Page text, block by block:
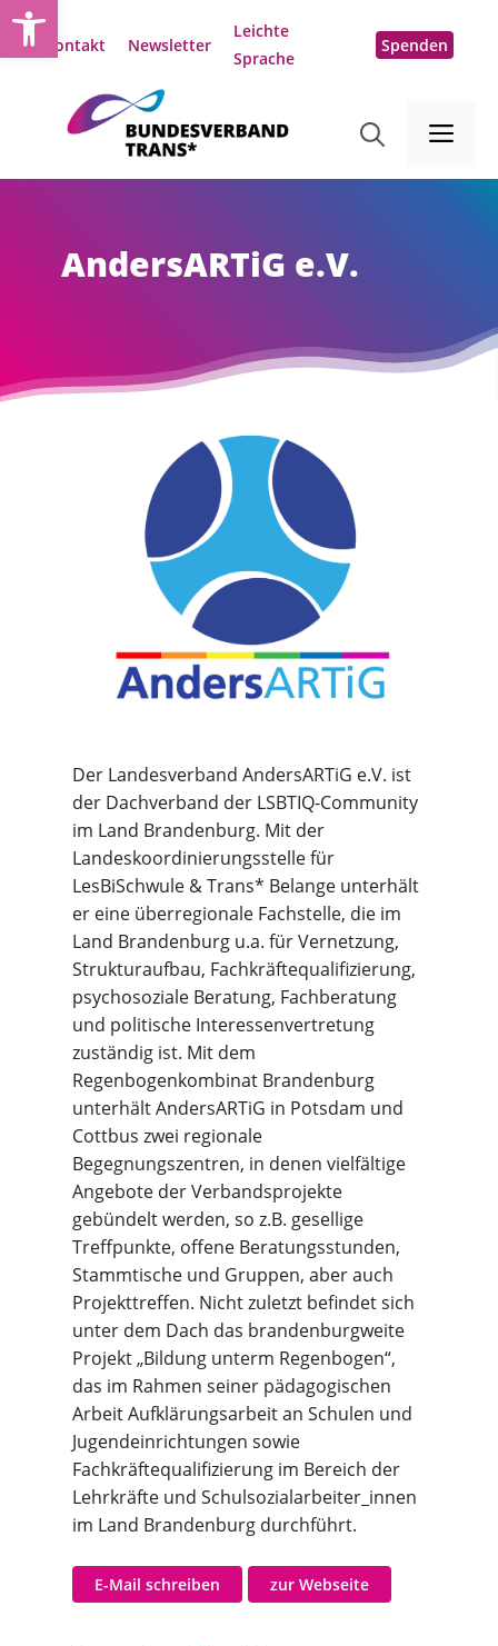
Zum
Inhalt
Kontakt Newsletter
Leichte
Sprache
Spenden
AndersARTiG e.V.
Der Landesverband AndersARTiG e.V. ist
der Dachverband der LSBTIQ-Community
im Land Brandenburg. Mit der
Landeskoordinierungsstelle für
LesBiSchwule & Trans* Belange unterhält
er eine überregionale Fachstelle, die im
Land Brandenburg u.a. für Vernetzung,
Strukturaufbau, Fachkräftequalifizierung,
psychosoziale Beratung, Fachberatung
und politische Interessenvertretung
zuständig ist. Mit dem
Regenbogenkombinat Brandenburg
unterhält AndersARTiG in Potsdam und
Cottbus zwei regionale
Begegnungszentren, in denen vielfältige
Angebote der Verbandsprojekte
gebündelt werden, so z.B. gesellige
Treffpunkte, offene Beratungsstunden,
Stammtische und Gruppen, aber auch
Projekttreffen. Nicht zuletzt befindet sich
unter dem Dach das brandenburgweite
Projekt „Bildung unterm Regenbogen“,
das im Rahmen seiner pädagogischen
Arbeit Aufklärungsarbeit an Schulen und
Jugendeinrichtungen sowie
Fachkräftequalifizierung im Bereich der
Lehrkräfte und Schulsozialarbeiter_innen
im Land Brandenburg durchführt.
E-Mail schreiben zur Webseite